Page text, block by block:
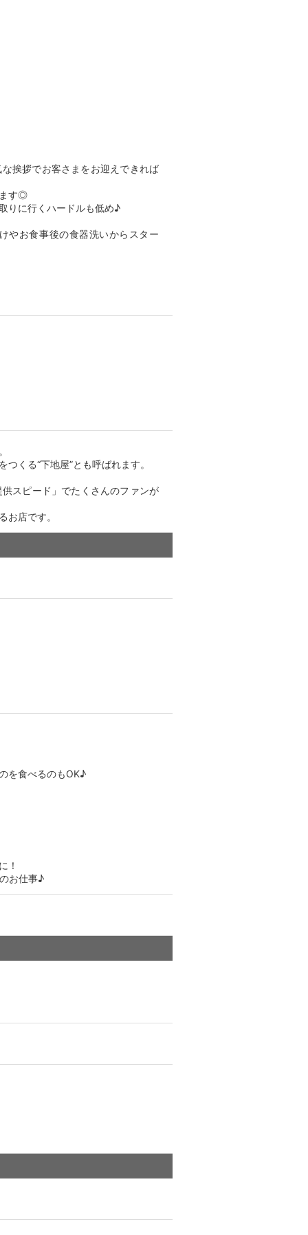
挨拶でお客さまをお迎えできれば
ます◎
りに行くハードルも低め♪
やお食事後の食器洗いからスター
くる“下地屋”とも呼ばれます。
スピード」でたくさんのファンが
お店です。
を食べるのもOK♪
！
お仕事♪